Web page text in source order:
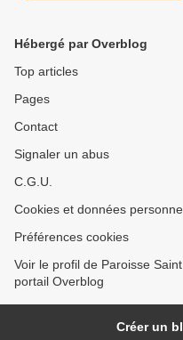
Hébergé par Overblog
Top articles
Pages
Contact
Signaler un abus
C.G.U.
Cookies et données
Préférences cookies
Voir le profil de Paroisse
portail Overblog
Créer un